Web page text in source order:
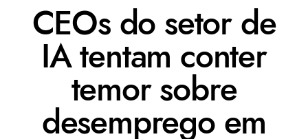
CEOs do setor de
IA tentam conter
temor sobre
desemprego em